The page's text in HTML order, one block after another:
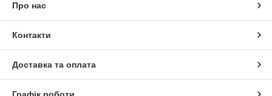
Про нас
Контакти
Доставка та оплата